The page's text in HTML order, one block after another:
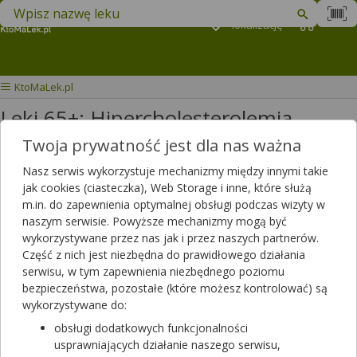
lokalizację
Znajdź lek w swojej okolicy
KtoMaLek.pl
Leki 65+: Hipercholesterolemia
Wybierz grupę produktów
W tej kategorii znajdziesz produkty w obniżonych cenach w ramach
programu 65+ stosowane w hipercholesterolemii
Receptę na lek 65+ może wystawić Lekarz podstawowej opieki
zdrowotnej, Pielęgniarka POZ lub Lekarz wypisujący receptę dla
siebie lub dla rodziny. Podstawą do otrzymania bezpłatnego leku jest
wiek (ukończony 65. rok życia, weryfikowany przez numer PESEL),
recepta z literą S wpisaną w polu „kod uprawnień dodatkowych” oraz
umiejscowienie leku w wykazie bezpłatnych leków.
Filtrowanie
Twoja prywatność jest dla nas ważna
Nasz serwis wykorzystuje mechanizmy między innymi takie
jak cookies (ciasteczka), Web Storage i inne, które służą
m.in. do zapewnienia optymalnej obsługi podczas wizyty w
naszym serwisie. Powyższe mechanizmy mogą być
wykorzystywane przez nas jak i przez naszych partnerów.
Część z nich jest niezbędna do prawidłowego działania
serwisu, w tym zapewnienia niezbędnego poziomu
bezpieczeństwa, pozostałe (które możesz kontrolować) są
wykorzystywane do:
obsługi dodatkowych funkcjonalności
usprawniających działanie naszego serwisu,